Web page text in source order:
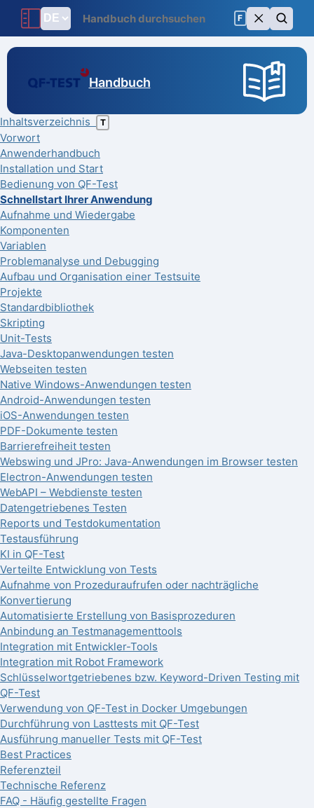
F
Handbuch
Inhaltsverzeichnis T
Vorwort
Anwenderhandbuch
Installation und Start
Bedienung von QF-Test
Schnellstart Ihrer Anwendung
Aufnahme und Wiedergabe
Komponenten
Variablen
Problemanalyse und Debugging
Aufbau und Organisation einer Testsuite
Projekte
Standardbibliothek
Skripting
Unit-Tests
Java-Desktopanwendungen testen
Webseiten testen
Native Windows-Anwendungen testen
Android-Anwendungen testen
iOS-Anwendungen testen
PDF-Dokumente testen
Barrierefreiheit testen
Webswing und JPro: Java-Anwendungen im Browser testen
Electron-Anwendungen testen
WebAPI – Webdienste testen
Datengetriebenes Testen
Reports und Testdokumentation
Testausführung
KI in QF-Test
Verteilte Entwicklung von Tests
Aufnahme von Prozeduraufrufen oder nachträgliche
Konvertierung
Automatisierte Erstellung von Basisprozeduren
Anbindung an Testmanagementtools
Integration mit Entwickler-Tools
Integration mit Robot Framework
Schlüsselwortgetriebenes bzw. Keyword-Driven Testing mit
QF-Test
Verwendung von QF-Test in Docker Umgebungen
Durchführung von Lasttests mit QF-Test
Ausführung manueller Tests mit QF-Test
Best Practices
Referenzteil
Technische Referenz
FAQ - Häufig gestellte Fragen